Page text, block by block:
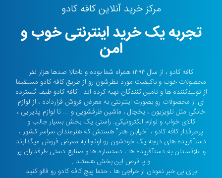
مرکز خرید آنلاین کافه کادو
تجربه یک خرید اینترنتی خوب و
امن
کافه کادو ، از سال ۱۳۹۳ همراه شما بوده و تاحالا صدها هزار نفر
محصولات خوب و باکیفیت مورد نظرشون رو از طریق کافه کادو مستقیما
از تولیدکننده ها و تامین کنندگان تهیه کرده اند . کافه کادو طیف گسترده
ای از محصولات رو بصورت اینترنتی به معرض فروش قرارداده ، از لوازم
خانگی مثل تلویزیون ، یخچال ، ماشین ظرفشویی و ... تا لوازم پذیرایی ،
کالای خواب و لوازم الکترونیکی. راستی یک بخش بسیار جالب و
پرطرفدار کافه کادو ، "خیابان هنر" هستش که هنرمندان سراسر کشور ،
دستآفریده های درجه یک خودشون رو اونجا به معرض فروش میگذارند
و علاقمندان به دستآفریده ها ، دستسازه ها و صنایع دستی طرفداران پر
و پا قرص این بخش هستند .
برای بی خبر نمودن از حراجی ها ، حتما پیج کافه کادو رو فالو کنید